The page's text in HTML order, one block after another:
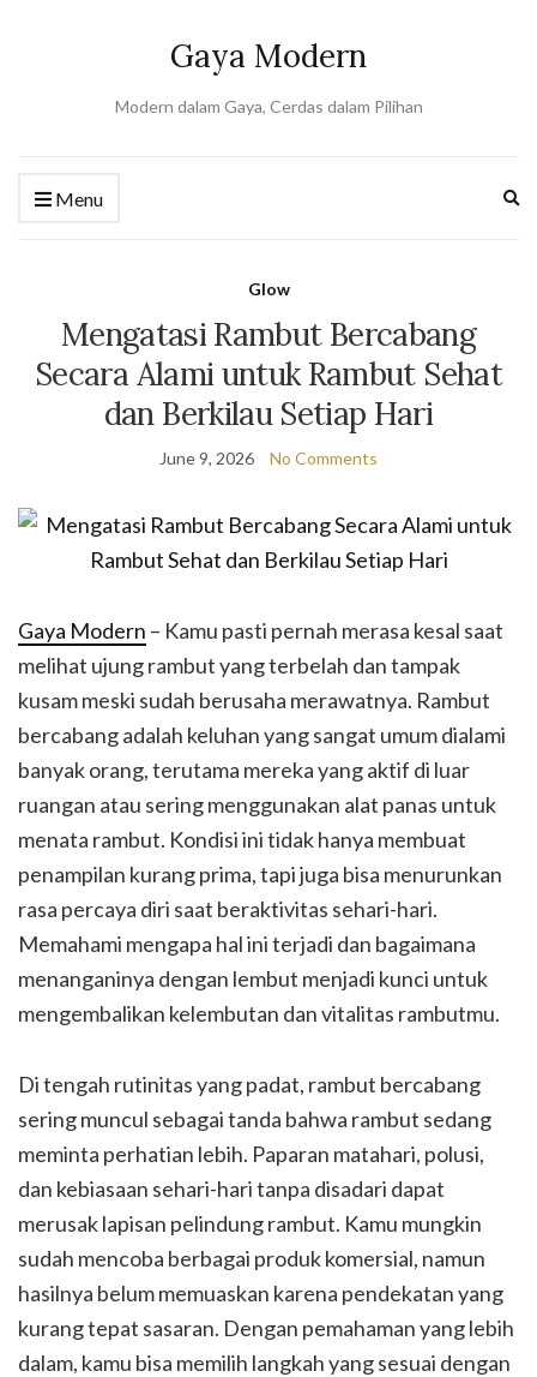
Gaya Modern
Modern dalam Gaya, Cerdas dalam Pilihan
Menu
Glow
Mengatasi Rambut Bercabang
Secara Alami untuk Rambut Sehat
dan Berkilau Setiap Hari
June 9, 2026 No Comments
Gaya Modern – Kamu pasti pernah merasa kesal saat
melihat ujung rambut yang terbelah dan tampak
kusam meski sudah berusaha merawatnya. Rambut
bercabang adalah keluhan yang sangat umum dialami
banyak orang, terutama mereka yang aktif di luar
ruangan atau sering menggunakan alat panas untuk
menata rambut. Kondisi ini tidak hanya membuat
penampilan kurang prima, tapi juga bisa menurunkan
rasa percaya diri saat beraktivitas sehari-hari.
Memahami mengapa hal ini terjadi dan bagaimana
menanganinya dengan lembut menjadi kunci untuk
mengembalikan kelembutan dan vitalitas rambutmu.
Di tengah rutinitas yang padat, rambut bercabang
sering muncul sebagai tanda bahwa rambut sedang
meminta perhatian lebih. Paparan matahari, polusi,
dan kebiasaan sehari-hari tanpa disadari dapat
merusak lapisan pelindung rambut. Kamu mungkin
sudah mencoba berbagai produk komersial, namun
hasilnya belum memuaskan karena pendekatan yang
kurang tepat sasaran. Dengan pemahaman yang lebih
dalam, kamu bisa memilih langkah yang sesuai dengan